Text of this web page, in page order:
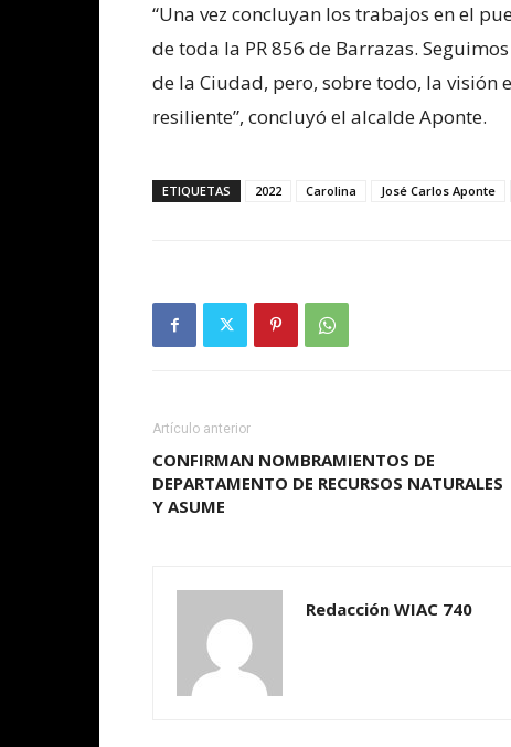
“Una vez concluyan los trabajos en el
de toda la PR 856 de Barrazas.
de la Ciudad, pero, sobre todo, la
resiliente”, concluyó el alcalde Aponte.
ETIQUETAS 2022 Carolina José Carlos Aponte
Artículo anterior
CONFIRMAN NOMBRAMIENTOS DE
DEPARTAMENTO DE RECURSOS NATURALES
Y ASUME
Redacción WIAC 740